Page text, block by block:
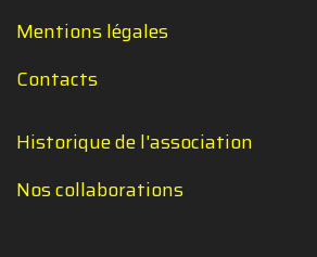
Mentions légales
Contacts
Historique de l'association
Nos collaborations